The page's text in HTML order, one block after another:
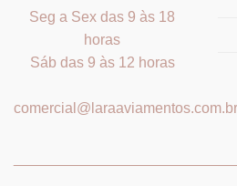
Seg a Sex das 9 às 18
horas
Sáb das 9 às 12 horas
comercial@laraaviamentos.com.br